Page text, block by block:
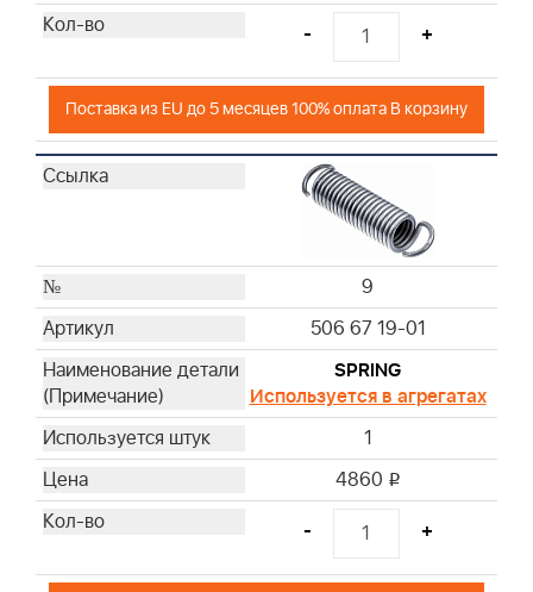
- +
Поставка из EU до 5 месяцев 100% оплата В корзину
9
506 67 19-01
SPRING
Используется в агрегатах
1
4860 i
- +